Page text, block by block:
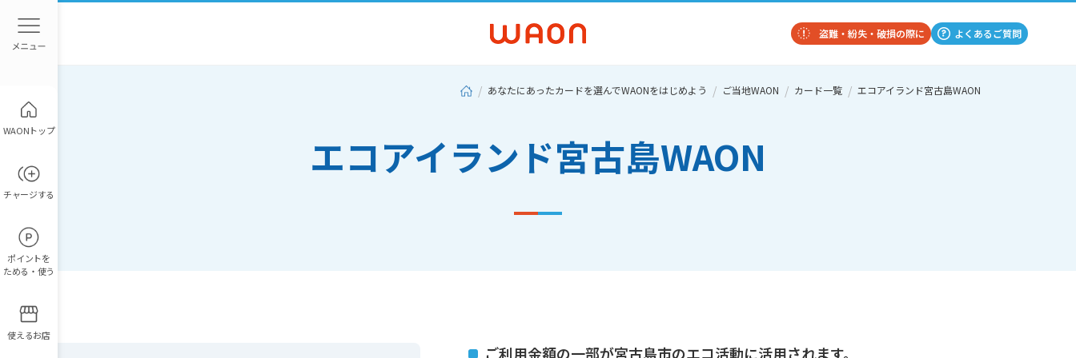
WAONトップ
チャージする
ポイントを
ためる・使う
使えるお店
盗難・紛失・破損の際に よくあるご質問
あなたにあったカードを選んでWAONをはじめよう ご当地WAON カード一覧 エコアイランド宮古島WAON
エコアイランド宮古島WAON
ご利用金額の一部が宮古島市のエコ活動に活用されます。